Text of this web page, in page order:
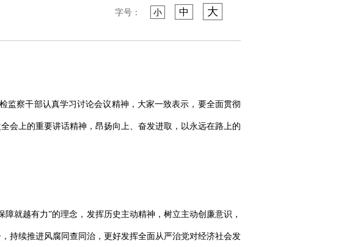
字号： 小 中 大
监察干部认真学习讨论会议精神，大家一致表示，要全面贯彻
会上的重要讲话精神，昂扬向上、奋发进取，以永远在路上的
就越有力”的理念，发挥历史主动精神，树立主动创廉意识，
持续推进风腐同查同治，更好发挥全面从严治党对经济社会发